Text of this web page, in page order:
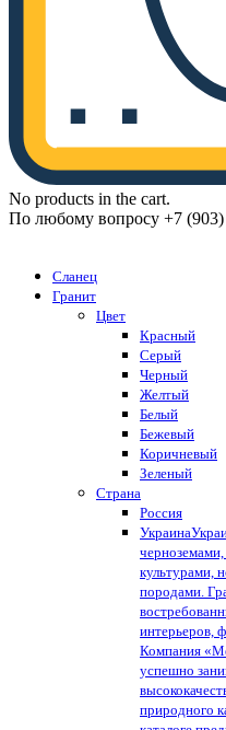
No products in the cart.
По любому вопросу +7 (903)
Сланец
Гранит
Цвет
Красный
Серый
Черный
Желтый
Белый
Бежевый
Коричневый
Зеленый
Страна
Россия
Украина
культурами,
породами.
интерьеров,
Компания
успешно
природного